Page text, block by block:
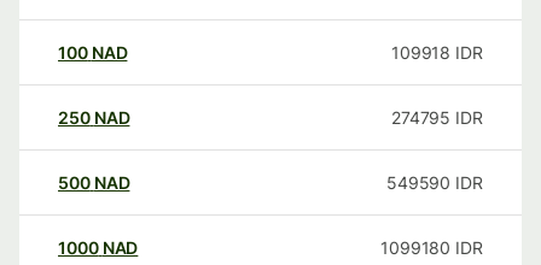
100 NAD 109918 IDR
250 NAD 274795 IDR
500 NAD 549590 IDR
1000 NAD 1099180 IDR